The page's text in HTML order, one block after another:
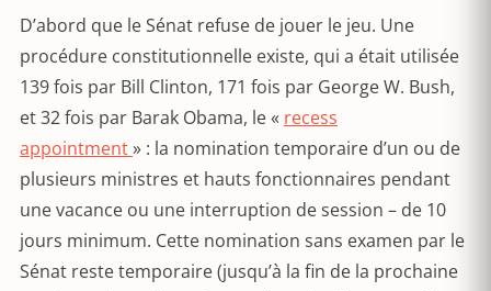
D’abord que le Sénat refuse de jouer le jeu. Une
procédure constitutionnelle existe, qui a était utilisée
139 fois par Bill Clinton, 171 fois par George W. Bush,
et 32 fois par Barak Obama, le « recess
appointment» : la nomination temporaire d’un ou de
plusieurs ministres et hauts fonctionnaires pendant
une vacance ou une interruption de session – de 10
jours minimum. Cette nomination sans examen par le
Sénat reste temporaire (jusqu’à la fin de la prochaine